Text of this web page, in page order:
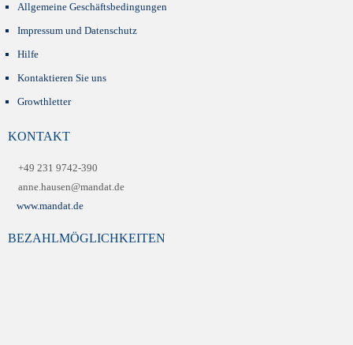
Allgemeine Geschäftsbedingungen
Impressum und Datenschutz
Hilfe
Kontaktieren Sie uns
Growthletter
KONTAKT
+49 231 9742-390
anne.hausen@mandat.de
www.mandat.de
BEZAHLMÖGLICHKEITEN